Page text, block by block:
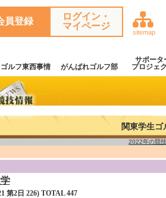
sitemap
ログイン・
マイページ
員登録
ゴルフ東西事情 がんばれゴルフ部
サポータ
プロジェ
関東学生ゴ
2022年の競
第2日 226) TOTAL 447